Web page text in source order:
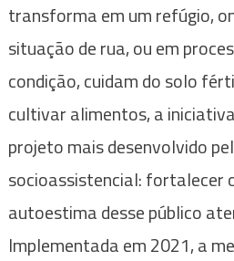
transforma em um refúgio,
situação de rua, ou em
condição, cuidam do solo
cultivar alimentos, a
projeto mais desenvolvido
socioassistencial: fortalecer
autoestima desse público
Implementada em 2021, a